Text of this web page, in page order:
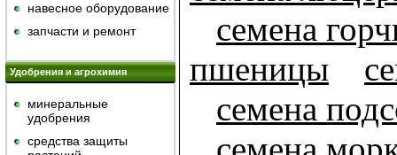
навесное оборудование
запчасти и ремонт
Удобрения и агрохимия
минеральные
удобрения
средства защиты
семена
пшеницы
семена